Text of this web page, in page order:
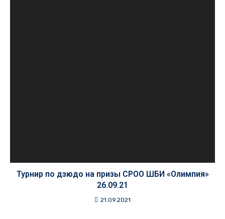
Турнир по дзюдо на призы СРОО ШБИ «Олимпия»
26.09.21
21.09.2021